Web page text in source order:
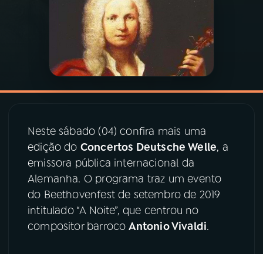
PROGRAMAS
PODCASTS
07ÚLTIMAS
PRÊMIO RÁDIO MEC
ACOMPANHE A RÁDIO MEC
Neste sábado (04) confira mais uma
edição do Concertos Deutsche Welle, a
emissora pública internacional da
Alemanha. O programa traz um evento
do Beethovenfest de setembro de 2019
intitulado “A Noite”, que centrou no
compositor barrocoAntonio Vivaldi.